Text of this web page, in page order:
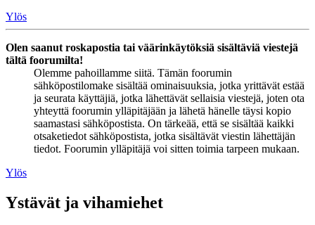
Ylös
Olen saanut roskapostia tai väärinkäytöksiä sisältäviä viestejä
tältä foorumilta!
Olemme pahoillamme siitä. Tämän foorumin
sähköpostilomake sisältää ominaisuuksia, jotka yrittävät estää
ja seurata käyttäjiä, jotka lähettävät sellaisia viestejä, joten ota
yhteyttä foorumin ylläpitäjään ja lähetä hänelle täysi kopio
saamastasi sähköpostista. On tärkeää, että se sisältää kaikki
otsaketiedot sähköpostista, jotka sisältävät viestin lähettäjän
tiedot. Foorumin ylläpitäjä voi sitten toimia tarpeen mukaan.
Ylös
Ystävät ja vihamiehet